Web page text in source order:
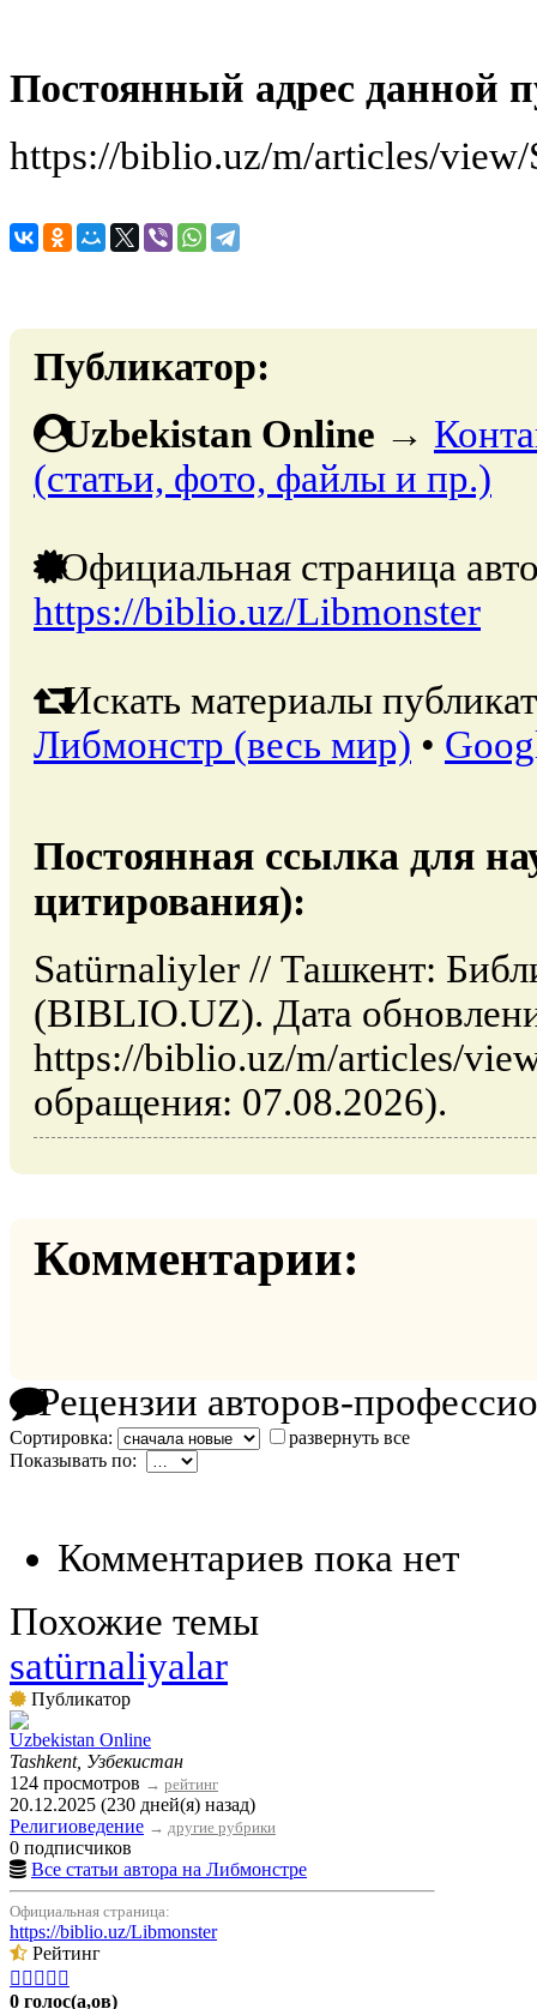
Постоянный адрес данной
https://biblio.uz/m/articles/
Публикатор:
Uzbekistan Online →
(статьи, фото, файлы и пр.)
Официальная страница
https://biblio.uz/Libmonster
Искать материалы
Либмонстр (весь мир) •
Постоянная ссылка для
цитирования):
Satürnaliyler // Ташкент:
(BIBLIO.UZ). Дата
https://biblio.uz/m/articles/
обращения: 07.08.2026).
Комментарии:
Рецензии авторов-
Сортировка:
развернуть все
Показывать по:
Комментариев пока нет
Похожие темы
satürnaliyalar
Публикатор
Uzbekistan Online
Tashkent, Узбекистан
124 просмотров → рейтинг
20.12.2025 (230 дней(я) назад)
Религиоведение → другие рубрики
0 подписчиков
Все статьи автора на Либмонстре
Официальная страница:
https://biblio.uz/Libmonster
Рейтинг
    
0 голос(а,ов)